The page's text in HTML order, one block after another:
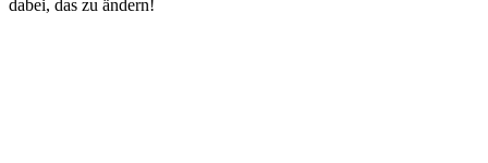
dabei, das zu ändern!